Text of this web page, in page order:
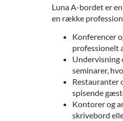
Luna A-bordet er
en række
Konferencer
professionelt
Undervisning
seminarer,
Restauranter
spisende
Kontorer og
skrivebord